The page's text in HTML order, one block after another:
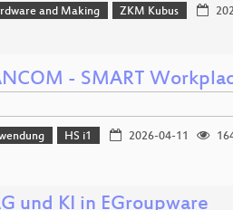
and Making ZKM Kubus
- SMART
HS i1 2026-04-11
und KI in EGroupware